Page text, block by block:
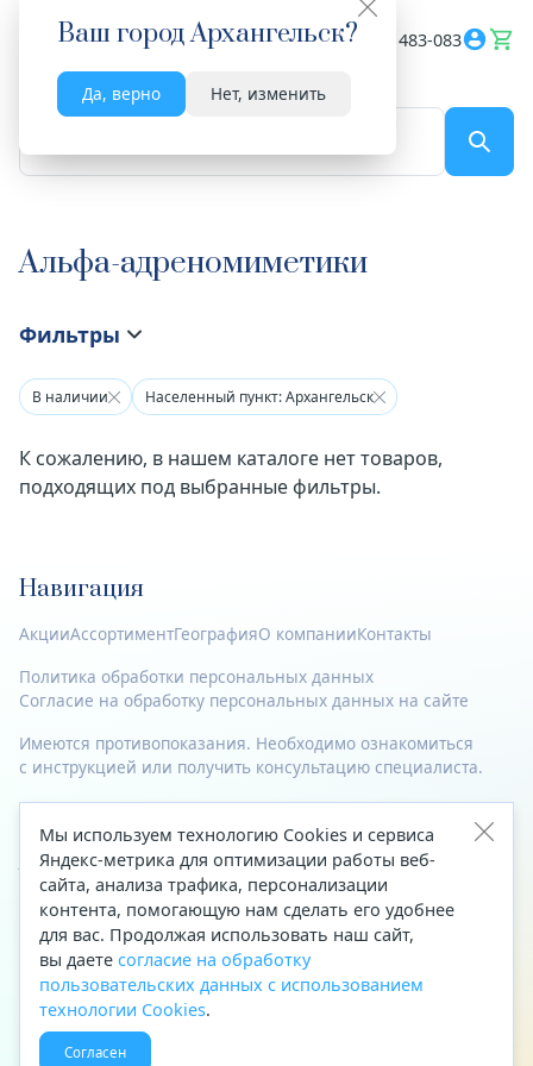
Ваш городАрхангельск?
Да, верно Нет, изменить
Весь сайт 8182 483-083
Альфа-адреномиметики
Фильтры
В наличии Населенный пункт: Архангельск
К сожалению, в нашем каталоге нет товаров,
подходящих под выбранные фильтры.
Навигация
АкцииАссортиментГеографияО компанииКонтакты
Политика обработки персональных данных
Согласие на обработку персональных данных на сайте
Имеются противопоказания. Необходимо ознакомиться
с инструкцией или получить консультацию специалиста.
© 2023—2026 Все права защищены.
Адрес
Архангельск, ул. Папанина, д. 19 (вход в здание со стороны
автоцентра «Тойота»)
Приемная Генерального директора
Телефон
+7 (8182) 63-60-31
Факс
+7 (8182) 68-66-71
Эл. почта
office@aptekaf.ru
Мы используем технологию Cookies и сервиса
Яндекс-метрика для оптимизации работы веб-
сайта, анализа трафика, персонализации
контента, помогающую нам сделать его удобнее
для вас. Продолжая использовать наш сайт,
вы даете согласие на обработку
пользовательских данных с использованием
технологии Cookies.
Согласен